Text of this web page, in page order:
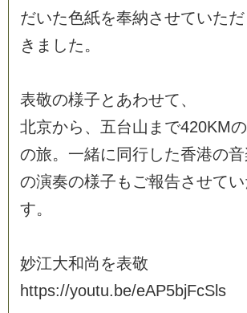
だいた色紙を奉納させていただ
き ま した。
表敬の様子と あわせて、
北京から 、 五台山 ま で420KMの
の旅。 一緒に 同行した香港の音
の演奏の様子も ご報告させてい
す。
妙江大和尚を表敬
https://youtu. be/eAP5bjFcSs